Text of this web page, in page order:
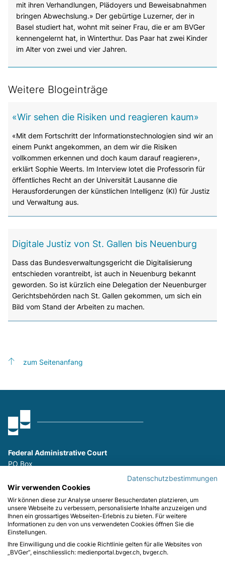
mit ihren Verhandlungen, Plädoyers und Beweisabnahmen
bringen Abwechslung.» Der gebürtige Luzerner, der in
Basel studiert hat, wohnt mit seiner Frau, die er am BVGer
kennengelernt hat, in Winterthur. Das Paar hat zwei Kinder
im Alter von zwei und vier Jahren.
Weitere Blogeinträge
«Wir sehen die Risiken und reagieren kaum»
«Mit dem Fortschritt der Informationstechnologien sind wir an
einem Punkt angekommen, an dem wir die Risiken
vollkommen erkennen und doch kaum darauf reagieren»,
erklärt Sophie Weerts. Im Interview lotet die Professorin für
öffentliches Recht an der Universität Lausanne die
Herausforderungen der künstlichen Intelligenz (KI) für Justiz
und Verwaltung aus.
Digitale Justiz von St. Gallen bis Neuenburg
Dass das Bundesverwaltungsgericht die Digitalisierung
entschieden vorantreibt, ist auch in Neuenburg bekannt
geworden. So ist kürzlich eine Delegation der Neuenburger
Gerichtsbehörden nach St. Gallen gekommen, um sich ein
Bild vom Stand der Arbeiten zu machen.
zum Seitenanfang
Federal Administrative Court
PO Box
P+41 (0)58 465 26 26
F+41 (0)58 465 29 80
Stay informed:
Datenschutzbestimmungen
Wir verwenden Cookies
Wir können diese zur Analyse unserer Besucherdaten platzieren, um
unsere Webseite zu verbessern, personalisierte Inhalte anzuzeigen und
Ihnen ein grossartiges Webseiten-Erlebnis zu bieten. Für weitere
Informationen zu den von uns verwendeten Cookies öffnen Sie die
Einstellungen.
Ihre Einwilligung und die cookie Richtlinie gelten für alle Websites von
„BVGer“, einschliesslich: medienportal.bvger.ch, bvger.ch.